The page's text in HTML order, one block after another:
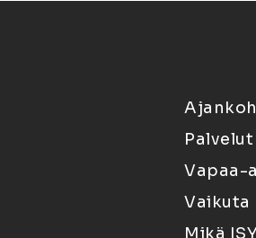
Palvelut
Vapaa-
Vaikuta
Mikä